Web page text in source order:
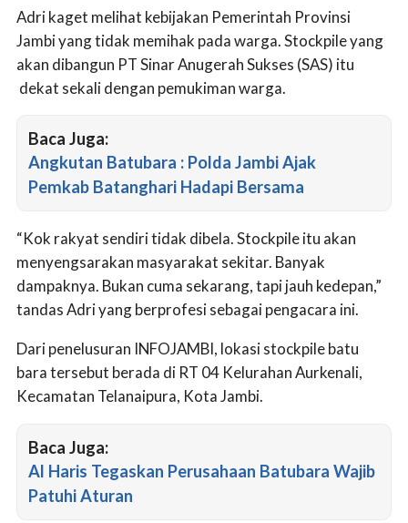
Adri kaget melihat kebijakan Pemerintah Provinsi
Jambi yang tidak memihak pada warga. Stockpile yang
akan dibangun PT Sinar Anugerah Sukses (SAS) itu
dekat sekali dengan pemukiman warga.
Baca Juga:
Angkutan Batubara : Polda Jambi Ajak
Pemkab Batanghari Hadapi Bersama
“Kok rakyat sendiri tidak dibela. Stockpile itu akan
menyengsarakan masyarakat sekitar. Banyak
dampaknya. Bukan cuma sekarang, tapi jauh kedepan,”
tandas Adri yang berprofesi sebagai pengacara ini.
Dari penelusuran INFOJAMBI, lokasi stockpile batu
bara tersebut berada di RT 04 Kelurahan Aurkenali,
Kecamatan Telanaipura, Kota Jambi.
Baca Juga:
Al Haris Tegaskan Perusahaan Batubara Wajib
Patuhi Aturan